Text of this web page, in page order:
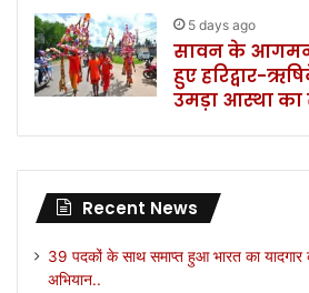
5 days ago
सावन के
हुए हरिद्वार-
उमड़ा आस्था
Recent News
39 पदकों के साथ समाप्त हुआ भारत का
अभियान..